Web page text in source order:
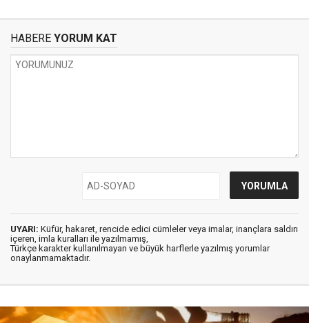
HABERE YORUM KAT
UYARI: Küfür, hakaret, rencide edici cümleler veya imalar, inançlara saldırı
içeren, imla kuralları ile yazılmamış,
Türkçe karakter kullanılmayan ve büyük harflerle yazılmış yorumlar
onaylanmamaktadır.